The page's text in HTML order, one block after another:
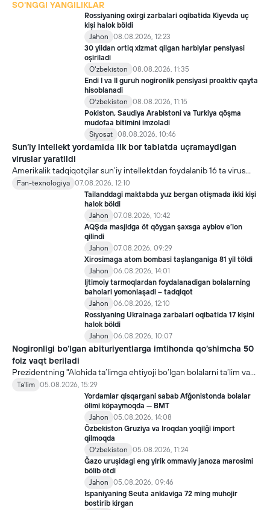
SO'NGGI YANGILIKLAR
Rossiyaning oxirgi zarbalari oqibatida Kiyevda uç
kişi halok böldi
Jahon
08.08.2026, 12:23
30 yildan ortiq xizmat qilgan harbiylar pensiyasi
oşiriladi
Oʻzbekiston
08.08.2026, 11:35
Endi I va II guruh nogironlik pensiyasi proaktiv qayta
hisoblanadi
Oʻzbekiston
08.08.2026, 11:15
Pokiston, Saudiya Arabistoni va Turkiya qöşma
mudofaa bitimini imzoladi
Siyosat 08.08.2026, 10:46
Sun’iy intellekt yordamida ilk bor tabiatda uçramaydigan
viruslar yaratildi
Amerikalik tadqiqotçilar sun’iy intellektdan foydalanib 16 ta virus
yaratdi. Bu kaşfiyot yangi yutuqlarga umid uyğotiş bilan birga,
undan notöğri maqsadda foydalaniliş borasidagi xavotirlarni ham
Fan-texnologiya 07.08.2026, 12:10
Tailanddagi maktabda yuz bergan otişmada ikki kişi
halok böldi
Jahon
07.08.2026, 10:42
AQŞda masjidga öt qöygan şaxsga ayblov e’lon
qilindi
Jahon
07.08.2026, 09:29
Xirosimaga atom bombasi taşlanganiga 81 yil töldi
Jahon
06.08.2026, 14:01
Ijtimoiy tarmoqlardan foydalanadigan bolalarning
baholari yomonlaşadi – tadqiqot
Jahon
06.08.2026, 12:10
Rossiyaning Ukrainaga zarbalari oqibatida 17 kişini
halok böldi
Jahon
06.08.2026, 10:07
Nogironligi bo‘lgan abituriyentlarga imtihonda qo‘shimcha 50
foiz vaqt beriladi
Prezidentning "Alohida ta’limga ehtiyoji bo‘lgan bolalarni ta’lim va
ijtimoiy xizmatlar bilan qamrab olish tizimini takomillashtirish
bo‘yicha qo‘shimcha chora-tadbirlar to‘g‘risida"gi qarori bilan
inklyuziv ta’lim sohasida qator yangi mexanizmlar joriy etilmoqda.
Ta'lim 05.08.2026, 15:29
Yordamlar qisqargani sabab Afğonistonda bolalar
ölimi köpaymoqda — BMT
Jahon
05.08.2026, 14:08
Özbekiston Gruziya va Iroqdan yoqilği import
qilmoqda
Oʻzbekiston
05.08.2026, 11:24
Ğazo uruşidagi eng yirik ommaviy janoza marosimi
bölib ötdi
Jahon
05.08.2026, 09:46
Ispaniyaning Seuta anklaviga 72 ming muhojir
bostirib kirgan